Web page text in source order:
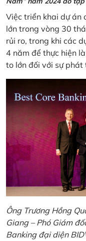
Việc triển khai dự án
lớn trong vòng 30
rủi ro, trong khi các
4 năm để thực hiện
to lớn đối với sự phát
Ông Trương Hồng
Giang – Phó Giám
Banking đại diện